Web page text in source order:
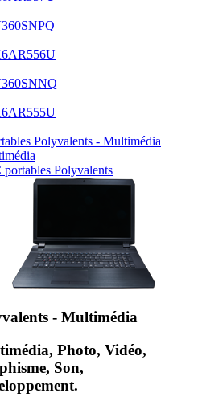
portables Polyvalents
- Multimédia
Photo, Vidéo,
Son,